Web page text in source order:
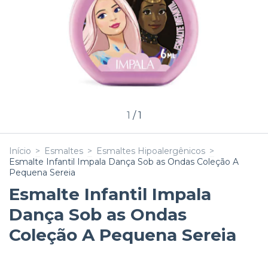
1 /1
Início > Esmaltes > Esmaltes Hipoalergênicos >
Esmalte Infantil Impala Dança Sob as Ondas Coleção A
Pequena Sereia
Esmalte Infantil Impala
Dança Sob as Ondas
Coleção A Pequena Sereia